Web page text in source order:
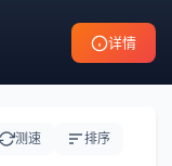
详情
测速 排序